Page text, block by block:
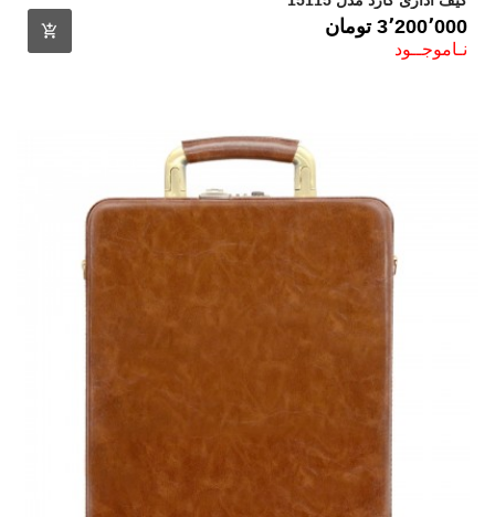
قیمت
3٬200٬000 ‎تومان
نـاموجــود